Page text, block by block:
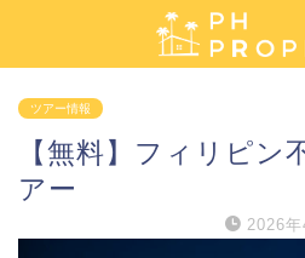
ツアー情報
【無料】フィリピン
アー
2026年